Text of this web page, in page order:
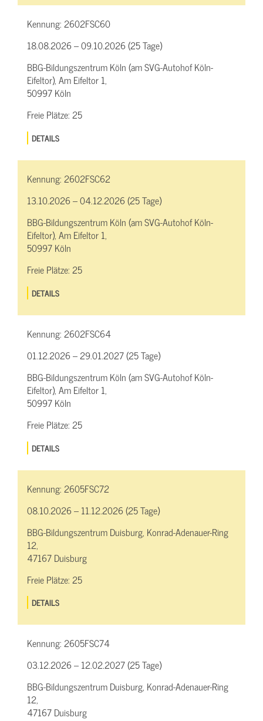
Kennung:2602FSC60
18.08.2026 – 09.10.2026 (25 Tage)
BBG-Bildungszentrum Köln (am SVG-Autohof Köln-
Eifeltor), Am Eifeltor 1,
50997 Köln
Freie Plätze:25
DETAILS
Kennung:2602FSC62
13.10.2026 – 04.12.2026 (25 Tage)
BBG-Bildungszentrum Köln (am SVG-Autohof Köln-
Eifeltor), Am Eifeltor 1,
50997 Köln
Freie Plätze:25
DETAILS
Kennung:2602FSC64
01.12.2026 – 29.01.2027 (25 Tage)
BBG-Bildungszentrum Köln (am SVG-Autohof Köln-
Eifeltor), Am Eifeltor 1,
50997 Köln
Freie Plätze:25
DETAILS
Kennung:2605FSC72
08.10.2026 – 11.12.2026 (25 Tage)
BBG-Bildungszentrum Duisburg, Konrad-Adenauer-Ring
12,
47167 Duisburg
Freie Plätze:25
DETAILS
Kennung:2605FSC74
03.12.2026 – 12.02.2027 (25 Tage)
BBG-Bildungszentrum Duisburg, Konrad-Adenauer-Ring
12,
47167 Duisburg